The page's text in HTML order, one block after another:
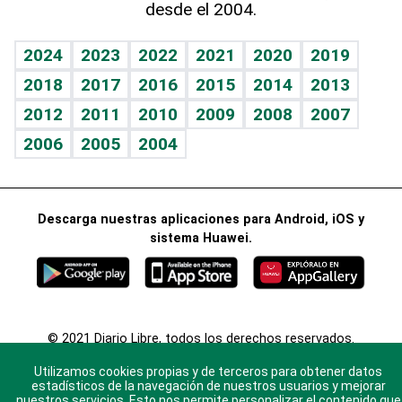
Vida y familia
Eñe
Celebrando la vida
Sin complejos
En pocas palabras
Escuchando al corazón
Economía Personal
TBT Deportivo
Guía del dinero
Horóscopos
Crucigramas
desde el 2004.
2024 2023 2022 2021 2020
2019
2018
2017 2016 2015 2014
2013
2012
2011 2010 2009 2008
2007
2006
2005 2004
Descarga nuestras aplicaciones para Android, iOS y
sistema Huawei.
© 2021 Diario Libre, todos los derechos reservados.
nosotros y conoce más sobre Diario Libre
Utilizamos cookies propias y de terceros para obtener datos
estadísticos de la navegación de nuestros usuarios y mejorar